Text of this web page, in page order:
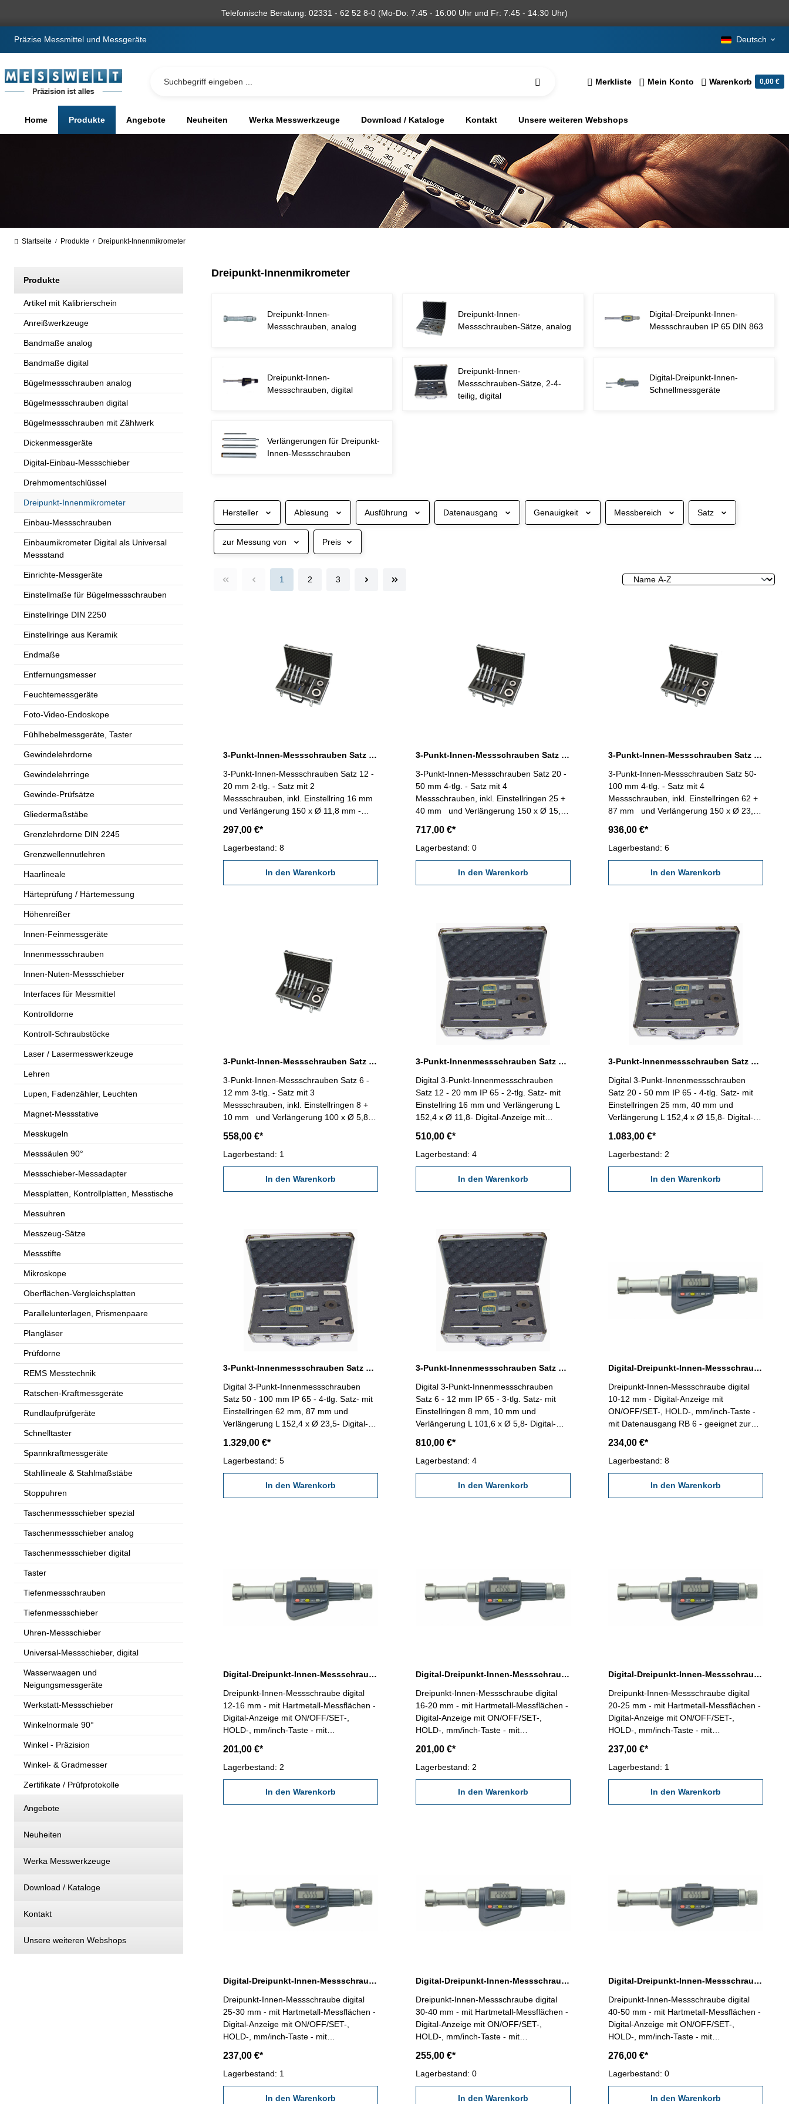
Telefonische Beratung: 02331 - 62 52 8-0 (Mo-Do: 7:45 - 16:00 Uhr und Fr: 7:45 - 14:30 Uhr)
Präzise Messmittel und Messgeräte Deutsch
Merkliste Mein Konto Warenkorb 0,00 €
Home Produkte Angebote Neuheiten Werka Messwerkzeuge Download / Kataloge Kontakt Unsere weiteren Webshops
Startseite / Produkte / Dreipunkt-Innenmikrometer
Produkte
Artikel mit Kalibrierschein
Anreißwerkzeuge
Bandmaße analog
Bandmaße digital
Bügelmessschrauben analog
Bügelmessschrauben digital
Bügelmessschrauben mit Zählwerk
Dickenmessgeräte
Digital-Einbau-Messschieber
Drehmomentschlüssel
Dreipunkt-Innenmikrometer
Einbau-Messschrauben
Einbaumikrometer Digital als Universal
Messstand
Einrichte-Messgeräte
Einstellmaße für Bügelmessschrauben
Einstellringe DIN 2250
Einstellringe aus Keramik
Endmaße
Entfernungsmesser
Feuchtemessgeräte
Foto-Video-Endoskope
Fühlhebelmessgeräte, Taster
Gewindelehrdorne
Gewindelehrringe
Gewinde-Prüfsätze
Gliedermaßstäbe
Grenzlehrdorne DIN 2245
Grenzwellennutlehren
Haarlineale
Härteprüfung / Härtemessung
Höhenreißer
Innen-Feinmessgeräte
Innenmessschrauben
Innen-Nuten-Messschieber
Interfaces für Messmittel
Kontrolldorne
Kontroll-Schraubstöcke
Laser / Lasermesswerkzeuge
Lehren
Lupen, Fadenzähler, Leuchten
Magnet-Messstative
Messkugeln
Messsäulen 90°
Messschieber-Messadapter
Messplatten, Kontrollplatten, Messtische
Messuhren
Messzeug-Sätze
Messstifte
Mikroskope
Oberflächen-Vergleichsplatten
Parallelunterlagen, Prismenpaare
Plangläser
Prüfdorne
REMS Messtechnik
Ratschen-Kraftmessgeräte
Rundlaufprüfgeräte
Schnelltaster
Spannkraftmessgeräte
Stahllineale & Stahlmaßstäbe
Stoppuhren
Taschenmessschieber spezial
Taschenmessschieber analog
Taschenmessschieber digital
Taster
Tiefenmessschrauben
Tiefenmessschieber
Uhren-Messschieber
Universal-Messschieber, digital
Wasserwaagen und
Neigungsmessgeräte
Werkstatt-Messschieber
Winkelnormale 90°
Winkel - Präzision
Winkel- & Gradmesser
Zertifikate / Prüfprotokolle
Angebote
Neuheiten
Werka Messwerkzeuge
Download / Kataloge
Kontakt
Unsere weiteren Webshops
Dreipunkt-Innenmikrometer
Dreipunkt-Innen-
Messschrauben, analog
Dreipunkt-Innen-
Messschrauben-Sätze, analog
Digital-Dreipunkt-Innen-
Messschrauben IP 65 DIN 863
Dreipunkt-Innen-
Messschrauben, digital
Dreipunkt-Innen-
Messschrauben-Sätze, 2-4-
teilig, digital
Digital-Dreipunkt-Innen-
Schnellmessgeräte
Verlängerungen für Dreipunkt-
Innen-Messschrauben
Hersteller Ablesung Ausführung Datenausgang Genauigkeit Messbereich Satz
zur Messung von Preis
1 2 3
3-Punkt-Innen-Messschrauben Satz 12 - 20 mm 2-tlg. DIN 863
3-Punkt-Innen-Messschrauben Satz 12 -
20 mm 2-tlg. - Satz mit 2
Messschrauben, inkl. Einstellring 16 mm
und Verlängerung 150 x Ø 11,8 mm -
Sacklochbohrungen - Skala- und Nonius
mattverchromt - Ablesung 0,001 mm -
Genauigkeit 0,005 mm - im Behältnis /
297,00 €*
Lagerbestand: 8
In den Warenkorb
3-Punkt-Innen-Messschrauben Satz 20 - 50 mm 4-tlg. DIN 863
3-Punkt-Innen-Messschrauben Satz 20 -
50 mm 4-tlg. - Satz mit 4
Messschrauben, inkl. Einstellringen 25 +
40 mm und Verlängerung 150 x Ø 15,8
Sacklochbohrungen - Skala- und Nonius
mattverchromt - Ablesung 0,001 mm -
Genauigkeit 0,005 mm - im Behältnis /
717,00 €*
Lagerbestand: 0
In den Warenkorb
3-Punkt-Innen-Messschrauben Satz 50-100 mm 4-tlg. DIN 863
3-Punkt-Innen-Messschrauben Satz 50-
100 mm 4-tlg. - Satz mit 4
Messschrauben, inkl. Einstellringen 62 +
87 mm und Verlängerung 150 x Ø 23,5
Sacklochbohrungen - Skala- und Nonius
mattverchromt - Ablesung 0,001 mm -
Genauigkeit 0,005 mm - im Behältnis /
936,00 €*
Lagerbestand: 6
In den Warenkorb
3-Punkt-Innen-Messschrauben Satz 6 - 12 mm 3-tlg. DIN 863
3-Punkt-Innen-Messschrauben Satz 6 -
12 mm 3-tlg. - Satz mit 3
Messschrauben, inkl. Einstellringen 8 +
10 mm und Verlängerung 100 x Ø 5,8
Sacklochbohrungen - Skala- und Nonius
mattverchromt - Ablesung 0,001 mm -
Genauigkeit 0,004 mm - im Behältnis /
558,00 €*
Lagerbestand: 1
In den Warenkorb
3-Punkt-Innenmessschrauben Satz 12 - 20 mm digital IP 65 DIN 863
Digital 3-Punkt-Innenmessschrauben
Satz 12 - 20 mm IP 65 - 2-tlg. Satz- mit
Einstellring 16 mm und Verlängerung L
152,4 x Ø 11,8- Digital-Anzeige mit
Schutz gegen Wasser und Staub (IP 65)-
mit Datenausgang RB 6- geeignet zur
Messung von Sacklochbohrungen- im
Behältnis/Kasten Messbereich: 12 - 20
mm
510,00 €*
Lagerbestand: 4
In den Warenkorb
3-Punkt-Innenmessschrauben Satz 20 - 50 mm digital IP 65 DIN 863
Digital 3-Punkt-Innenmessschrauben
Satz 20 - 50 mm IP 65 - 4-tlg. Satz- mit
Einstellringen 25 mm, 40 mm und
Verlängerung L 152,4 x Ø 15,8- Digital-
HOLD-Taste- Schutz gegen Wasser und
Staub (IP 65)- mit Datenausgang RB 6-
geeignet zur Messung von
Sacklochbohrungen- im Behältnis/Kasten
Messbereich: 20 - 50 mm
1.083,00 €*
Lagerbestand: 2
In den Warenkorb
3-Punkt-Innenmessschrauben Satz 50 - 100 mm digital IP 65 DIN 863
Digital 3-Punkt-Innenmessschrauben
Satz 50 - 100 mm IP 65 - 4-tlg. Satz- mit
Einstellringen 62 mm, 87 mm und
Verlängerung L 152,4 x Ø 23,5- Digital-
HOLD-Taste- Schutz gegen Wasser und
Staub (IP 65)- mit Datenausgang RB 6-
geeignet zur Messung von
Sacklochbohrungen- im Behältnis/Kasten
Messbereich: 50 - 100 mm
1.329,00 €*
Lagerbestand: 5
In den Warenkorb
3-Punkt-Innenmessschrauben Satz 6 - 12 mm digital IP 65 DIN 863
Digital 3-Punkt-Innenmessschrauben
Satz 6 - 12 mm IP 65 - 3-tlg. Satz- mit
Einstellringen 8 mm, 10 mm und
Verlängerung L 101,6 x Ø 5,8- Digital-
HOLD-Taste- Schutz gegen Wasser und
Staub (IP 65)- mit Datenausgang RB 6-
geeignet zur Messung von
Sacklochbohrungen- im Behältnis/Kasten
Messbereich: 6 - 12 mm
810,00 €*
Lagerbestand: 4
In den Warenkorb
Digital-Dreipunkt-Innen-Messschraube 10-12 mm Messbereich
Dreipunkt-Innen-Messschraube digital
10-12 mm - Digital-Anzeige mit
ON/OFF/SET-, HOLD-, mm/inch-Taste -
mit Datenausgang RB 6 - geeignet zur
Ablesung 0,001 mm - Genauigkeit 0,004
mm (Bei vollanliegenden Messflächen!)
Achtung: Einstellring und Verlängerung
gehört nicht zum Lieferumfang!
Messbereich 10 - 12 mm
234,00 €*
Lagerbestand: 8
In den Warenkorb
Digital-Dreipunkt-Innen-Messschraube 12-16 mm Messbereich
Dreipunkt-Innen-Messschraube digital
12-16 mm - mit Hartmetall-Messflächen -
Digital-Anzeige mit ON/OFF/SET-,
HOLD-, mm/inch-Taste - mit
Messung von Sacklochbohrungen -
Ablesung 0,001 mm - Genauigkeit 0,005
mm (Bei vollanliegenden Messflächen!)
Achtung: Einstellring und Verlängerung
gehört nicht zum Lieferumfang!
201,00 €*
Lagerbestand: 2
In den Warenkorb
Digital-Dreipunkt-Innen-Messschraube 16-20 mm Messbereich
Dreipunkt-Innen-Messschraube digital
16-20 mm - mit Hartmetall-Messflächen -
Digital-Anzeige mit ON/OFF/SET-,
HOLD-, mm/inch-Taste - mit
Messung von Sacklochbohrungen -
Ablesung 0,001 mm - Genauigkeit 0,005
mm (Bei vollanliegenden Messflächen!)
Achtung: Einstellring und Verlängerung
gehört nicht zum Lieferumfang!
201,00 €*
Lagerbestand: 2
In den Warenkorb
Digital-Dreipunkt-Innen-Messschraube 20-25 mm Messbereich
Dreipunkt-Innen-Messschraube digital
20-25 mm - mit Hartmetall-Messflächen -
Digital-Anzeige mit ON/OFF/SET-,
HOLD-, mm/inch-Taste - mit
Messung von Sacklochbohrungen -
Ablesung 0,001 mm - Genauigkeit 0,005
mm (Bei vollanliegenden Messflächen!)
Achtung: Einstellring und Verlängerung
gehört nicht zum Lieferumfang!
237,00 €*
Lagerbestand: 1
In den Warenkorb
Digital-Dreipunkt-Innen-Messschraube 25-30 mm Messbereich
Dreipunkt-Innen-Messschraube digital
25-30 mm - mit Hartmetall-Messflächen -
Digital-Anzeige mit ON/OFF/SET-,
HOLD-, mm/inch-Taste - mit
Messung von Sacklochbohrungen -
Ablesung 0,001 mm - Genauigkeit 0,005
mm (Bei vollanliegenden Messflächen!)
Achtung: Einstellring und Verlängerung
237,00 €*
Lagerbestand: 1
In den Warenkorb
Digital-Dreipunkt-Innen-Messschraube 30-40 mm Messbereich
Dreipunkt-Innen-Messschraube digital
30-40 mm - mit Hartmetall-Messflächen -
Digital-Anzeige mit ON/OFF/SET-,
HOLD-, mm/inch-Taste - mit
Messung von Sacklochbohrungen -
Ablesung 0,001 mm - Genauigkeit 0,005
mm (Bei vollanliegenden Messflächen!)
Achtung: Einstellring und Verlängerung
255,00 €*
Lagerbestand: 0
In den Warenkorb
Digital-Dreipunkt-Innen-Messschraube 40-50 mm Messbereich
Dreipunkt-Innen-Messschraube digital
40-50 mm - mit Hartmetall-Messflächen -
Digital-Anzeige mit ON/OFF/SET-,
HOLD-, mm/inch-Taste - mit
Messung von Sacklochbohrungen -
Ablesung 0,001 mm - Genauigkeit 0,005
mm (Bei vollanliegenden Messflächen!)
Achtung: Einstellring und Verlängerung
276,00 €*
Lagerbestand: 0
In den Warenkorb